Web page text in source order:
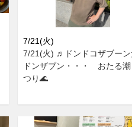
7/21(火)
7/21(火) ♬ドンドコザブーン
ドンザブン・・・ おたる
つり🌊